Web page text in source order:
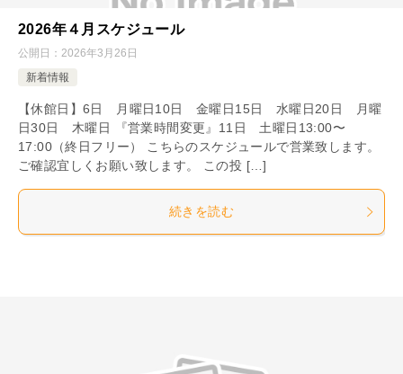
2026年４月スケジュール
公開日： 2026年3月26日
新着情報
【休館日】6日 月曜日10日 金曜日15日 水曜日20日 月曜
日30日 木曜日 『営業時間変更』11日 土曜日13:00〜
17:00（終日フリー） こちらのスケジュールで営業致します。
ご確認宜しくお願い致します。 この投 […]
続きを読む